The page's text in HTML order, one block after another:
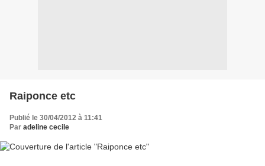
Raiponce etc
Publié le 30/04/2012 à 11:41
Par adeline cecile